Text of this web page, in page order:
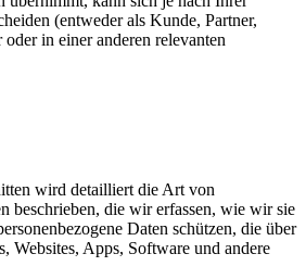
(entweder als Kunde, Partner,
in einer anderen relevanten
wird detailliert die Art von
beschrieben, die wir erfassen, wie wir sie
Daten schützen, die über
Websites, Apps, Software und andere